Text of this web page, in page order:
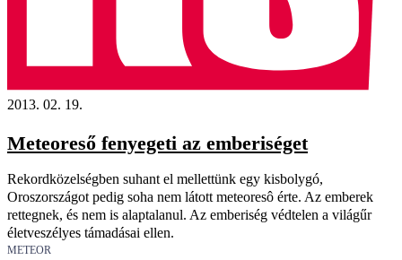
2013. 02. 19.
Meteoreső fenyegeti az emberiséget
Rekordközelségben suhant el mellettünk egy kisbolygó,
Oroszországot pedig soha nem látott meteoresô érte. Az emberek
rettegnek, és nem is alaptalanul. Az emberiség védtelen a világűr
életveszélyes támadásai ellen.
METEOR